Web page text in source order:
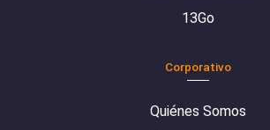
13Go
Corporativo
Quiénes Somos